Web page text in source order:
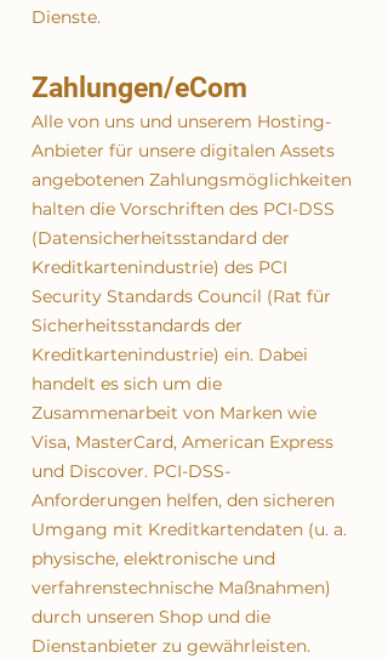
Dienste.
Zahlungen/eCom
Alle von uns und unserem Hosting-
Anbieter für unsere digitalen Assets
angebotenen Zahlungsmöglichkeiten
halten die Vorschriften des PCI-DSS
(Datensicherheitsstandard der
Kreditkartenindustrie) des PCI
Security Standards Council (Rat für
Sicherheitsstandards der
Kreditkartenindustrie) ein. Dabei
handelt es sich um die
Zusammenarbeit von Marken wie
Visa, MasterCard, American Express
und Discover. PCI-DSS-
Anforderungen helfen, den sicheren
Umgang mit Kreditkartendaten (u. a.
physische, elektronische und
verfahrenstechnische Maßnahmen)
durch unseren Shop und die
Dienstanbieter zu gewährleisten.